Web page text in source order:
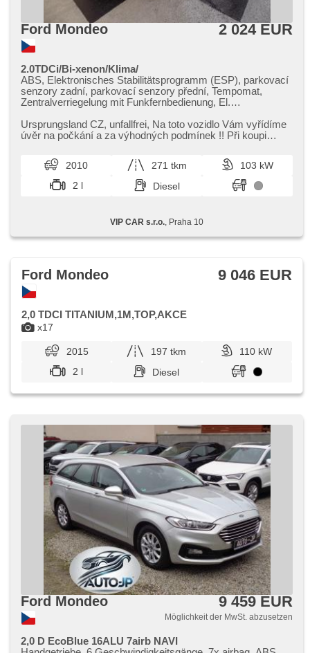
Ford Mondeo 2 024 EUR
2.0TDCi/Bi-xenon/Klima/
ABS, Elektronisches Stabilitätsprogramm (ESP), parkovací
senzory zadní, parkovací senzory přední, Tempomat,
Zentralverriegelung mit Funkfernbedienung, El.
Servolenkung, beheizte Frontscheibe,
Beifahrerairbagdeaktivierung, Bluetooth, Bordcomputer,
Scheinwerfer, Xenonscheinwerfer, Alufelgen,
Klimaautomatik, 2-Zonen Klimaanlage, 6x Airbag,
Antriebsschlupfregelung (ASR), Nebelscheinwerfer,
Scheinwerferwaschanlagen, Lenkrad einstellbar, roletky na
Autoradio, CD-Spieler, Telefon, Teilbare Rücksitzbank,
Positionssitze, Längssitzvorschub, Ausziehbare
Handgetriebe, přední pohon, 6 Geschwindigkeitsgänge
Ursprungsland CZ,​ unfallfrei,​ Na toto vozidlo Vám vyřídíme
úvěr na počkání a za výhodných podmínek !! Při koupi
2010 271 tkm
103 kW
2 l
Diesel
VIP CAR s.r.o. , Praha 10
x17
Ford Mondeo 9 046 EUR
2,0 TDCI TITANIUM,1M,TOP,AKCE
2015 197 tkm
110 kW
2 l
Diesel
Ford Mondeo 9 459 EUR
Möglichkeit der MwSt. abzusetzen
2,0 D EcoBlue 16ALU 7airb NAVI